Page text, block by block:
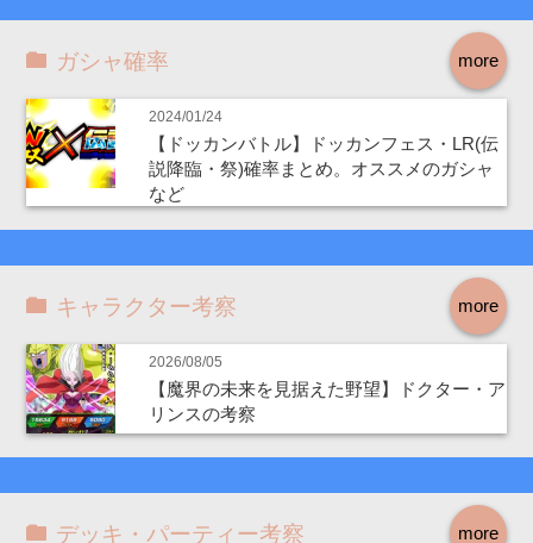
more
ガシャ確率
2024/01/24
【ドッカンバトル】ドッカンフェス・LR(伝
説降臨・祭)確率まとめ。オススメのガシャ
など
more
キャラクター考察
2026/08/05
【魔界の未来を見据えた野望】ドクター・ア
リンスの考察
more
デッキ・パーティー考察